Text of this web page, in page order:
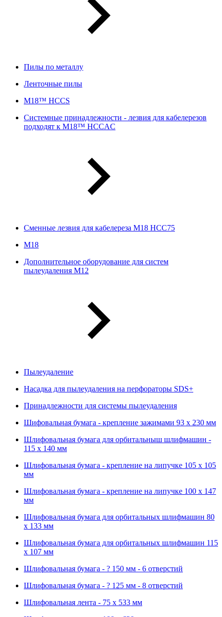
Пилы по металлу
Ленточные пилы
M18™ HCCS
Системные принадлежности - лезвия для кабелерезов
подходят к M18™ HCCAC
Сменные лезвия для кабелереза M18 HCC75
М18
Дополнительное оборудование для систем
пылеудаления М12
Пылеудаление
Насадка для пылеудаления на перфораторы SDS+
Принадлежности для системы пылеудаления
Шифовальная бумага - крепление зажимами 93 х 230 мм
Шлифовальная бумага для орбитальныш шлифмашин -
115 х 140 мм
Шлифовальная бумага - крепление на липучке 105 х 105
мм
Шлифовальная бумага - крепление на липучке 100 х 147
мм
Шлифовальная бумага для орбитальных шлифмашин 80
х 133 мм
Шлифовальная бумага для орбитальных шлифмашин 115
х 107 мм
Шлифовальная бумага - ? 150 мм - 6 отверстий
Шлифовальная бумага - ? 125 мм - 8 отверстий
Шлифовальная лента - 75 х 533 мм